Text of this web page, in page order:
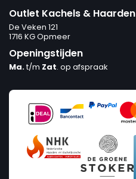
Outlet Kachels & Haarden
De Veken 121
1716 KG Opmeer
Openingstijden
Ma.t/m Zat. op afspraak